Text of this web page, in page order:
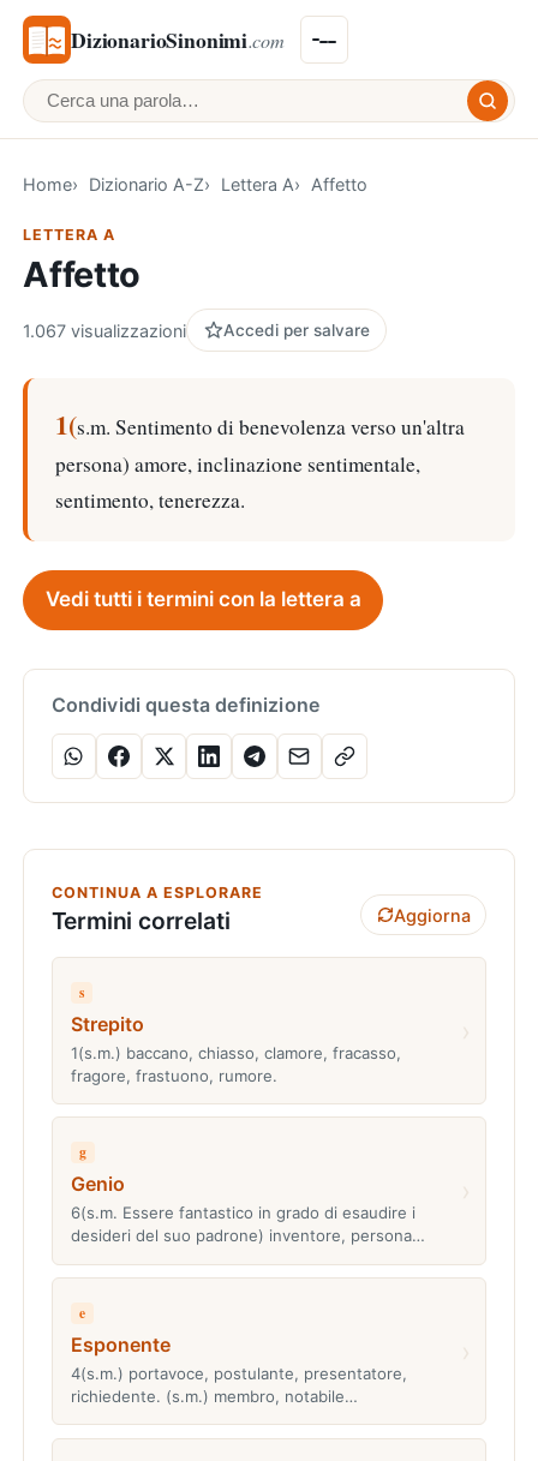
DizionarioSinonimi.com
Cerca una parola
Home Dizionario A-Z Lettera A Affetto
LETTERA A
Affetto
1.067 visualizzazioni Accedi per salvare
1(s.m. Sentimento di benevolenza verso un'altra
persona) amore, inclinazione sentimentale,
sentimento, tenerezza.
Vedi tutti i termini con la lettera a
Condividi questa definizione
CONTINUA A ESPLORARE
Termini correlati Aggiorna
s
Strepito
1(s.m.) baccano, chiasso, clamore, fracasso,
fragore, frastuono, rumore.
g
Genio
6(s.m. Essere fantastico in grado di esaudire i
desideri del suo padrone) inventore, persona…
e
Esponente
4(s.m.) portavoce, postulante, presentatore,
richiedente. (s.m.) membro, notabile…